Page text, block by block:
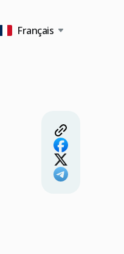
Français